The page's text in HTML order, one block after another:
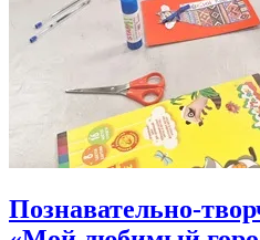
Познавательно-